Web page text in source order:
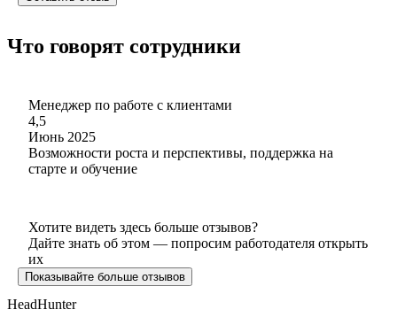
Что говорят сотрудники
Менеджер по работе с клиентами
4,5
Июнь 2025
Возможности роста и перспективы, поддержка на
старте и обучение
Хотите видеть здесь больше отзывов?
Дайте знать об этом — попросим работодателя открыть
их
Показывайте больше отзывов
HeadHunter